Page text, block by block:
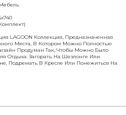
LAGOON Коллекция, Предназначенная
Места, В Котором Можно Полностью
Продуман Так, Чтобы Можно Было
Отдыха: Загорать На Шезлонге Или
Подремать В Кресле Или Понежиться На